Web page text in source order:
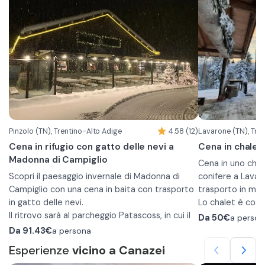
Pinzolo (TN), Trentino-Alto Adige 4.58 (12)
Cena in rifugio con gatto delle nevi a
Madonna di Campiglio
Scopri il paesaggio invernale di Madonna di
Campiglio con una cena in baita con trasporto
in gatto delle nevi.
Il ritrovo sarà al parcheggio Patascoss, in cui il
gestore vi verrà a prendere e vi porterà alla
innevati. Durante il viaggio godetevi il
Da 91.43€a persona
Lavarone (TN),
Cena in
Cena in uno
conifere a
trasporto in
Lo chalet è
circondato dal
rilassarsi e
Attendi che la
Le pietanze
Da 50€a
Esperienze vicino a Canazei